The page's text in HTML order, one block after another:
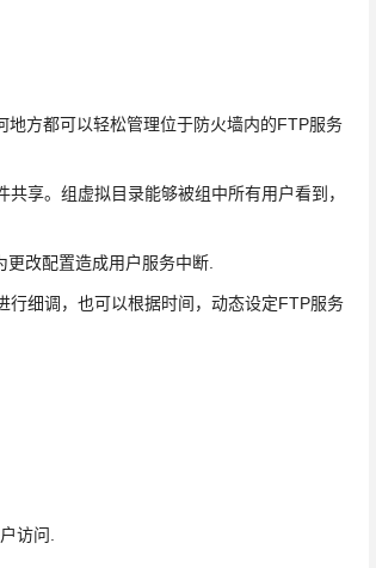
方都可以轻松管理位于防火墙内的FTP服务
享。组虚拟目录能够被组中所有用户看到，
改配置造成用户服务中断.
行细调，也可以根据时间，动态设定FTP服务
访问.